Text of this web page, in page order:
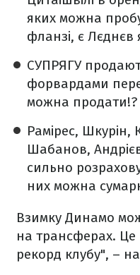
яких можна
фланзі, є Лєднєв
СУПРЯГУ
форвардами
можна продати!?
Рамірес,
Шабанов,
сильно
них можна
Взимку Динамо
на трансферах.
рекорд клубу", –